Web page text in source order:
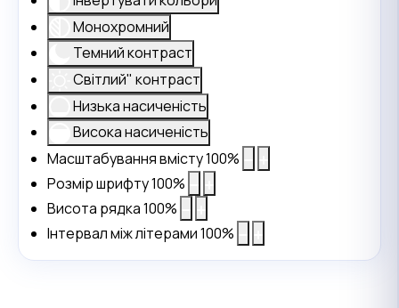
Монохромний
Темний контраст
Світлий" контраст
Низька насиченість
Висока насиченість
Масштабування вмісту100%
Розмір шрифту100%
Висота рядка100%
Інтервал між літерами100%